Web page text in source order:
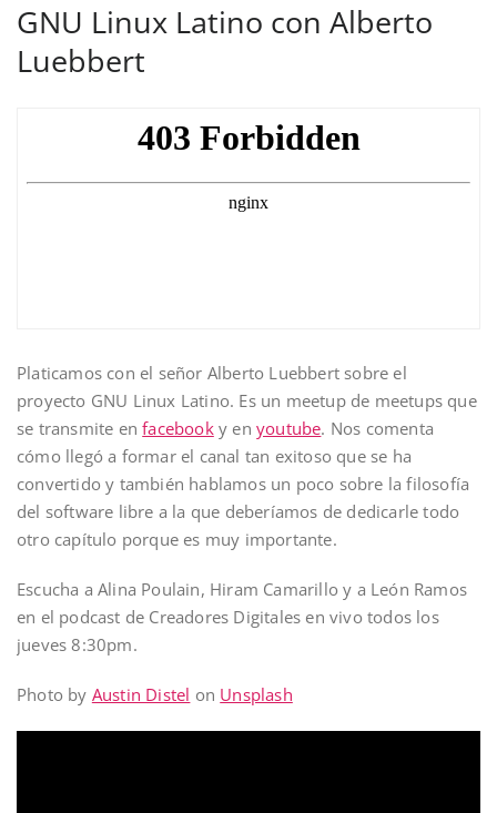
GNU Linux Latino con Alberto
Luebbert
Platicamos con el señor Alberto Luebbert sobre el
proyecto GNU Linux Latino. Es un meetup de meetups que
se transmite enfacebooky enyoutube. Nos comenta
cómo llegó a formar el canal tan exitoso que se ha
convertido y también hablamos un poco sobre la filosofía
del software libre a la que deberíamos de dedicarle todo
otro capítulo porque es muy importante.
Escucha a Alina Poulain, Hiram Camarillo y a León Ramos
en el podcast de Creadores Digitales en vivo todos los
jueves 8:30pm.
Photo by Austin Distel on Unsplash